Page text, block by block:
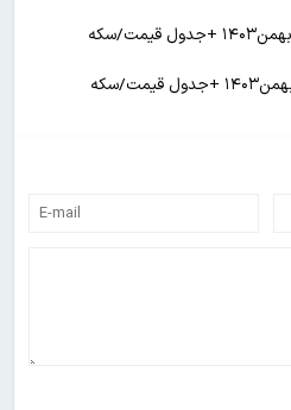
آخرین قیمت انواع سکه وطلا ۲بهمن۱۴۰۳ +جدول قیمت/سکه
آخرین قیمت انواع سکه وطلا ۱بهمن۱۴۰۳ +جدول قیمت/سکه